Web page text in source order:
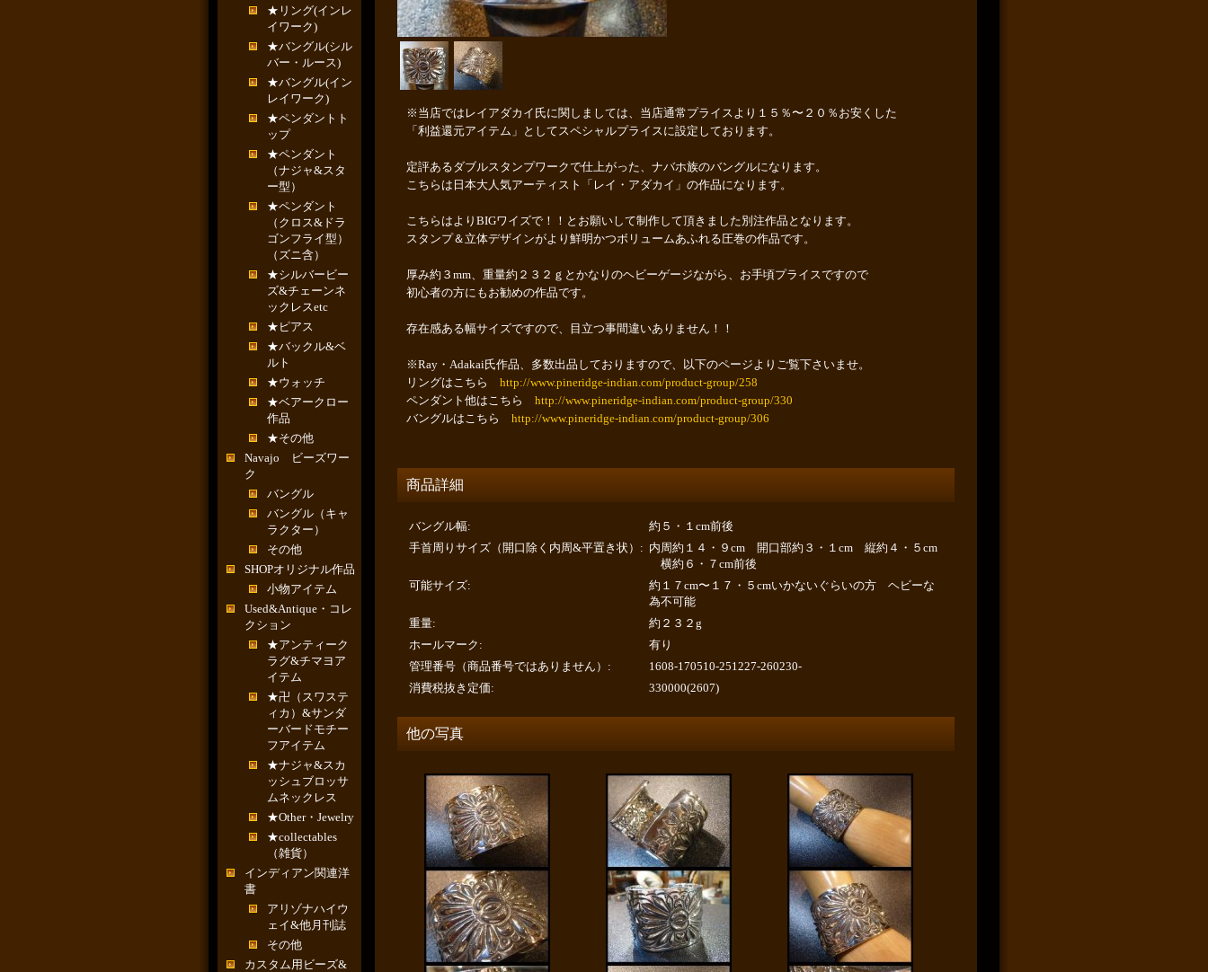
★リング(インレ
イワーク)
★バングル(シル
バー・ルース)
★バングル(イン
レイワーク)
★ペンダントト
ップ
★ペンダント
（ナジャ&スタ
ー型）
★ペンダント
（クロス&ドラ
ゴンフライ型）
（ズニ含）
★シルバービー
ズ&チェーンネ
ックレスetc
★ピアス
★バックル&ベ
ルト
★ウォッチ
★ベアークロー
作品
★その他
Navajo ビーズワー
ク
バングル
バングル（キャ
ラクター）
その他
SHOPオリジナル作品
小物アイテム
Used&Antique・コレ
クション
★アンティーク
ラグ&チマヨア
イテム
★卍（スワステ
ィカ）&サンダ
ーバードモチー
フアイテム
★ナジャ&スカ
ッシュブロッサ
ムネックレス
★Other・Jewelry
★collectables
（雑貨）
インディアン関連洋
書
アリゾナハイウ
ェイ&他月刊誌
その他
カスタム用ビーズ&
※当店ではレイアダカイ氏に関しましては、当店通常プライスより１５％〜２０％お安くした
「利益還元アイテム」としてスペシャルプライスに設定しております。
定評あるダブルスタンプワークで仕上がった、ナバホ族のバングルになります。
こちらは日本大人気アーティスト「レイ・アダカイ」の作品になります。
こちらはよりBIGワイズで！！とお願いして制作して頂きました別注作品となります。
スタンプ＆立体デザインがより鮮明かつボリュームあふれる圧巻の作品です。
厚み約３mm、重量約２３２ｇとかなりのヘビーゲージながら、お手頃プライスですので
初心者の方にもお勧めの作品です。
存在感ある幅サイズですので、目立つ事間違いありません！！
※Ray・Adakai氏作品、多数出品しておりますので、以下のページよりご覧下さいませ。
リングはこちら http://www.pineridge-indian.com/product-group/258
ペンダント他はこちら http://www.pineridge-indian.com/product-group/330
バングルはこちら http://www.pineridge-indian.com/product-group/306
商品詳細
バングル幅:
約５・１cm前後
手首周りサイズ（開口除く内周&平置き状） : 内周約１４・９cm 開口部約３・１cm 縦約４・５cm
横約６・７cm前後
可能サイズ:
約１７cm〜１７・５cmいかないぐらいの方 ヘビーな
為不可能
重量:
約２３２g
ホールマーク :
有り
管理番号（商品番号ではありません） :
1608-170510-251227-260230-
消費税抜き定価: 330000(2607)
他の写真